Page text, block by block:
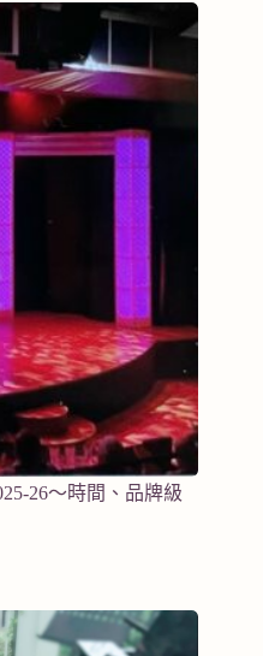
26～時間、品牌級